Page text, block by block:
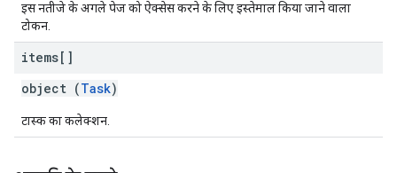
इस नतीजे के अगले पेज को ऐक्सेस करने के लिए इस्तेमाल किया जाने वाला
टोकन.
items[]
object (Task)
टास्क का कलेक्शन.